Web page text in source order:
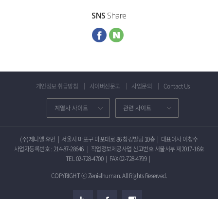
SNS Share
개인정보 취급방침 사이버신문고 사업문의 Contact Us
(주)제니엘 휴먼 | 서울시 마포구 마포대로 86 창강빌딩 10층 | 대표이사 이창수
사업자등록번호 : 214-87-28646 | 직업정보제공사업 신고번호 서울서부 제2017-16호
TEL 02-728-4700| FAX 02-728-4799|
COPYRIGHT ⓒ Zenielhuman. All Rights Reserved.